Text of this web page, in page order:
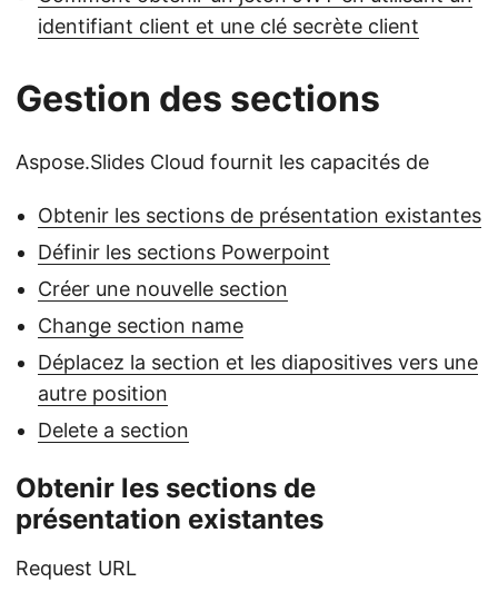
identifiant client et une clé secrète client
Gestion des sections
Aspose.Slides Cloud fournit les capacités de
Obtenir les sections de présentation existantes
Définir les sections Powerpoint
Créer une nouvelle section
Change section name
Déplacez la section et les diapositives vers une
autre position
Delete a section
Obtenir les sections de
présentation existantes
Request URL